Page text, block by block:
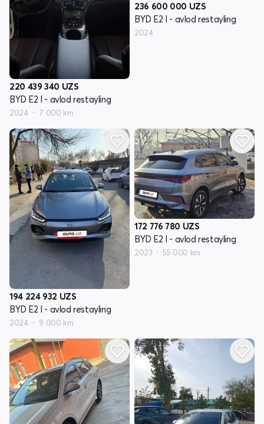
220 439 340 UZS
BYD E2 I - avlod restayling
2024 7 000 km
236 600 000 UZS
BYD E2 I - avlod restayling
2024
194 224 932 UZS
BYD E2 I - avlod restayling
2024 9 000 km
172 776 780 UZS
BYD E2 I - avlod restayling
2023 55 000 km